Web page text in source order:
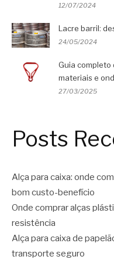
12/07/2024
Lacre barril:
24/05/2024
Guia completo
materiais e
27/03/2025
Posts
Alça para caixa: onde
bom custo-benefício
Onde comprar alças
resistência
Alça para caixa de
transporte seguro